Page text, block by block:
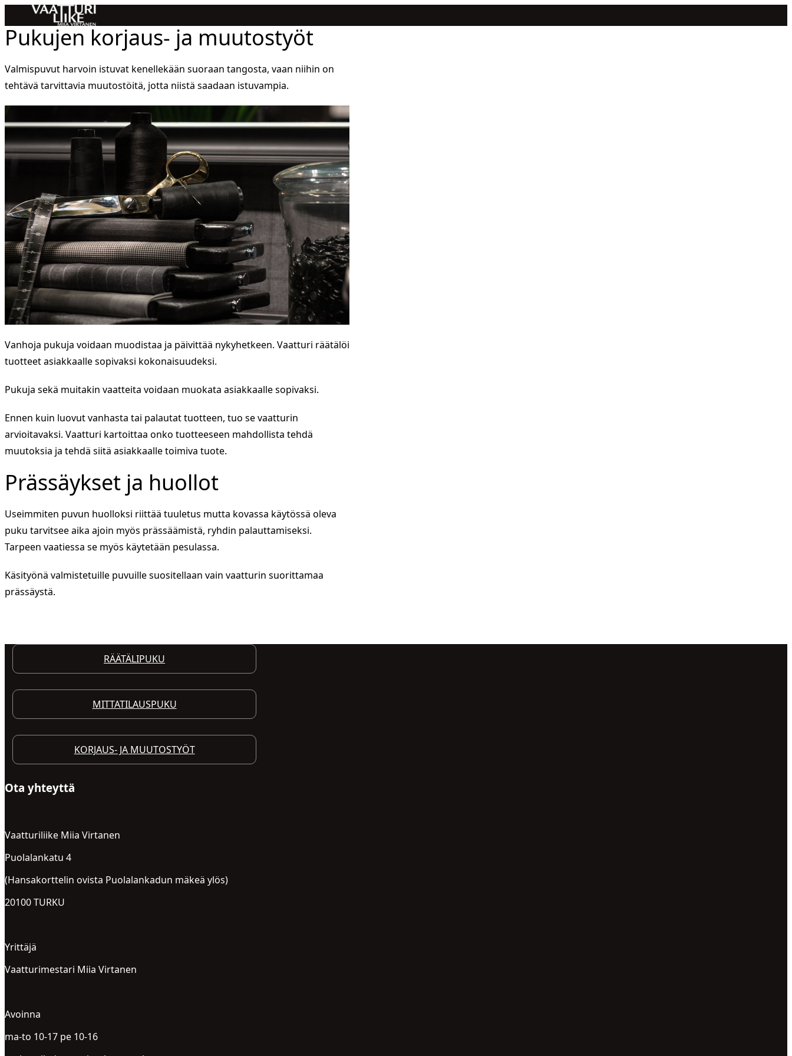
Pukujen korjaus- ja muutostyöt
Valmispuvut harvoin istuvat kenellekään suoraan tangosta, vaan niihin on
tehtävä tarvittavia muutostöitä, jotta niistä saadaan istuvampia.
Vanhoja pukuja voidaan muodistaa ja päivittää nykyhetkeen. Vaatturi räätälöi
tuotteet asiakkaalle sopivaksi kokonaisuudeksi.
Pukuja sekä muitakin vaatteita voidaan muokata asiakkaalle sopivaksi.
Ennen kuin luovut vanhasta tai palautat tuotteen, tuo se vaatturin
arvioitavaksi. Vaatturi kartoittaa onko tuotteeseen mahdollista tehdä
muutoksia ja tehdä siitä asiakkaalle toimiva tuote.
Prässäykset ja huollot
Useimmiten puvun huolloksi riittää tuuletus mutta kovassa käytössä oleva
puku tarvitsee aika ajoin myös prässäämistä, ryhdin palauttamiseksi.
Tarpeen vaatiessa se myös käytetään pesulassa.
Käsityönä valmistetuille puvuille suositellaan vain vaatturin suorittamaa
prässäystä.
RÄÄTÄLIPUKU
MITTATILAUSPUKU
KORJAUS- JA MUUTOSTYÖT
Ota yhteyttä
Vaatturiliike Miia Virtanen
Puolalankatu 4
(Hansakorttelin ovista Puolalankadun mäkeä ylös)
20100 TURKU
Yrittäjä
Vaatturimestari Miia Virtanen
Avoinna
ma-to 10-17 pe 10-16